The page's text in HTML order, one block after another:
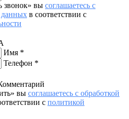
звонок» вы соглашаетесь с
данных в соответствии с
Имя *
Телефон *
вы соглашаетесь с обработкой
с политикой